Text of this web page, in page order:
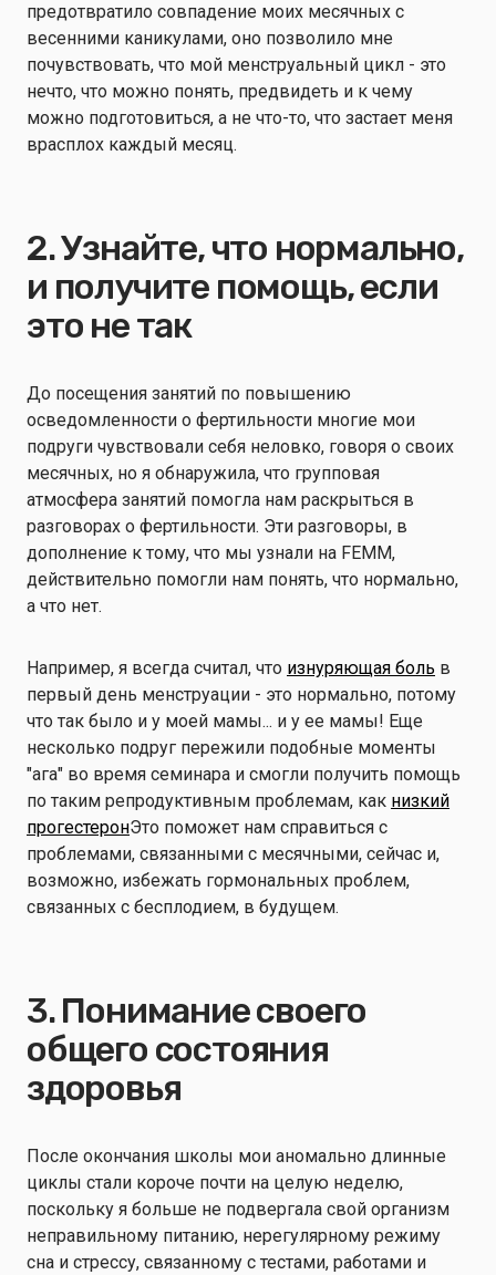
предотвратило совпадение моих месячных с
весенними каникулами, оно позволило мне
почувствовать, что мой менструальный цикл - это
нечто, что можно понять, предвидеть и к чему
можно подготовиться, а не что-то, что застает меня
врасплох каждый месяц.
2. Узнайте, что нормально,
и получите помощь, если
это не так
До посещения занятий по повышению
осведомленности о фертильности многие мои
подруги чувствовали себя неловко, говоря о своих
месячных, но я обнаружила, что групповая
атмосфера занятий помогла нам раскрыться в
разговорах о фертильности. Эти разговоры, в
дополнение к тому, что мы узнали на FEMM,
действительно помогли нам понять, что нормально,
а что нет.
Например, я всегда считал, что изнуряющая боль в
первый день менструации - это нормально, потому
что так было и у моей мамы... и у ее мамы! Еще
несколько подруг пережили подобные моменты
"ага" во время семинара и смогли получить помощь
по таким репродуктивным проблемам, как низкий
прогестеронЭто поможет нам справиться с
проблемами, связанными с месячными, сейчас и,
возможно, избежать гормональных проблем,
связанных с бесплодием, в будущем.
3. Понимание своего
общего состояния
здоровья
После окончания школы мои аномально длинные
циклы стали короче почти на целую неделю,
поскольку я больше не подвергала свой организм
неправильному питанию, нерегулярному режиму
сна и стрессу, связанному с тестами, работами и